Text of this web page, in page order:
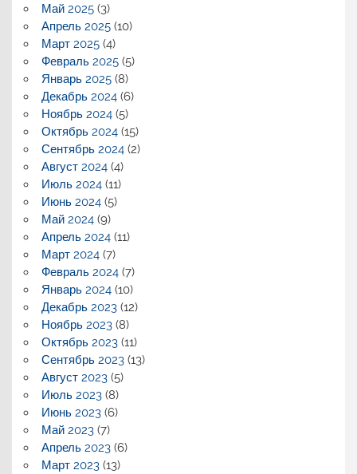
Май 2025(3)
Апрель 2025(10)
Март 2025(4)
Февраль 2025(5)
Январь 2025(8)
Декабрь 2024(6)
Ноябрь 2024(5)
Октябрь 2024(15)
Сентябрь 2024(2)
Август 2024(4)
Июль 2024(11)
Июнь 2024(5)
Май 2024(9)
Апрель 2024(11)
Март 2024(7)
Февраль 2024(7)
Январь 2024(10)
Декабрь 2023(12)
Ноябрь 2023(8)
Октябрь 2023(11)
Сентябрь 2023(13)
Август 2023(5)
Июль 2023(8)
Июнь 2023(6)
Май 2023(7)
Апрель 2023(6)
Март 2023(13)